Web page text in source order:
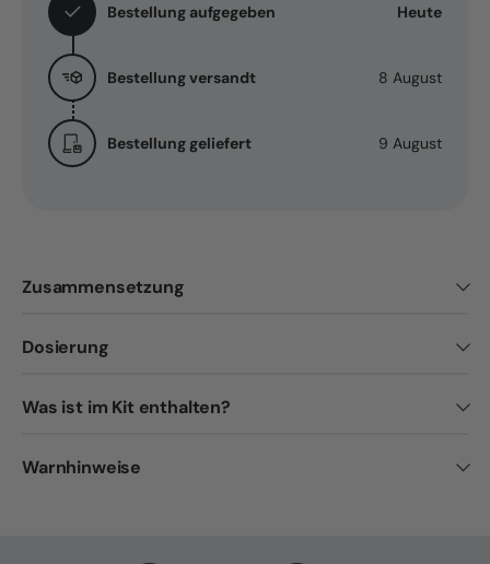
Bestellung aufgegeben Heute
Bestellung versandt 8 August
Bestellung geliefert 9 August
Zusammensetzung
Dosierung
Was ist im Kit enthalten?
Warnhinweise